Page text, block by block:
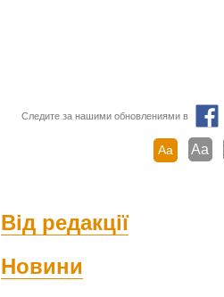
Следите за нашими обновлениями в
Aa Aa
Від редакції
Новини